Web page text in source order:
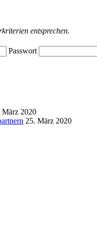
entsprechen.
Passwort
März 2020
25. März 2020